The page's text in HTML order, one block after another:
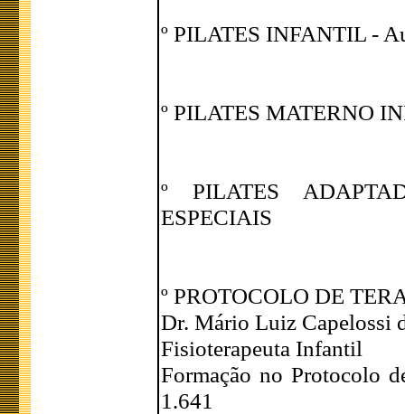
º PILATES INFANTIL -
º PILATES MATERNO
º PILATES
ESPECIAIS
º PROTOCOLO DE
Dr. Mário Luiz Capelossi
Fisioterapeuta Infantil
Formação no Protocolo
1.641